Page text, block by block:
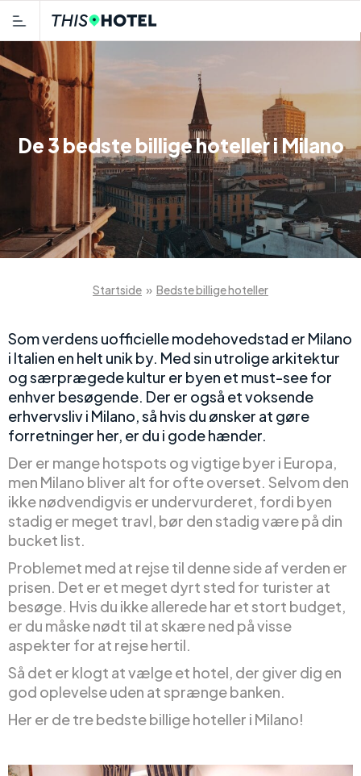
De 3 bedste billige hoteller i Milano
Startside » Bedste billige hoteller
Som verdens uofficielle modehovedstad er Milano
i Italien en helt unik by. Med sin utrolige arkitektur
og særprægede kultur er byen et must-see for
enhver besøgende. Der er også et voksende
erhvervsliv i Milano, så hvis du ønsker at gøre
forretninger her, er du i gode hænder.
Der er mange hotspots og vigtige byer i Europa,
men Milano bliver alt for ofte overset. Selvom den
ikke nødvendigvis er undervurderet, fordi byen
stadig er meget travl, bør den stadig være på din
bucket list.
Problemet med at rejse til denne side af verden er
prisen. Det er et meget dyrt sted for turister at
besøge. Hvis du ikke allerede har et stort budget,
er du måske nødt til at skære ned på visse
aspekter for at rejse hertil.
Så det er klogt at vælge et hotel, der giver dig en
god oplevelse uden at sprænge banken.
Her er de tre bedste billige hoteller i Milano!